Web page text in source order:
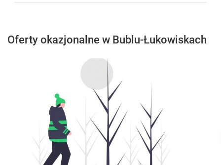
Oferty okazjonalne w Bublu-Łukowiskach